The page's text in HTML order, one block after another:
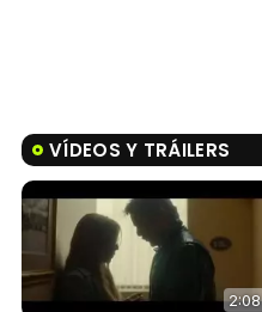
VÍDEOS Y TRÁILERS
2:08